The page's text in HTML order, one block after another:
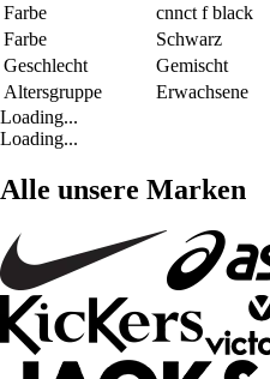
Farbe
cnnct f black
Farbe
Schwarz
Geschlecht
Gemischt
Altersgruppe
Erwachsene
Loading...
Loading...
Alle unsere Marken